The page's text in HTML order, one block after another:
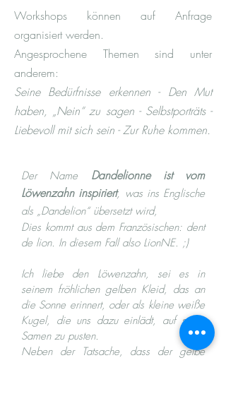
Workshops können auf Anfrage
organisiert werden.
Angesprochene Themen sind unter
anderem:
Seine Bedürfnisse erkennen - Den Mut
haben, „Nein“ zu sagen - Selbstporträts -
Liebevoll mit sich sein - Zur Ruhe kommen.
Der Name
Dandelionne ist vom
Löwenzahn inspiriert, was ins Englische
als „Dandelion“ übersetzt wird,
Dies kommt aus dem Französischen: dent
de lion. In diesem Fall also LionNE. ;)
Ich liebe den Löwenzahn, sei es in
seinem fröhlichen gelben Kleid, das an
die Sonne erinnert, oder als kleine weiße
Kugel, die uns dazu einlädt, auf seine
Samen zu pusten.
Neben der Tatsache, dass der gelbe